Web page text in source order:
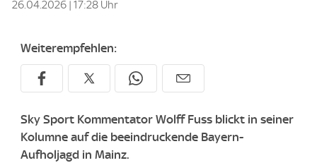
26.04.2026 | 17:28 Uhr
Weiterempfehlen:
Sky Sport Kommentator Wolff Fuss blickt in seiner
Kolumne auf die beeindruckende Bayern-
Aufholjagd in Mainz.